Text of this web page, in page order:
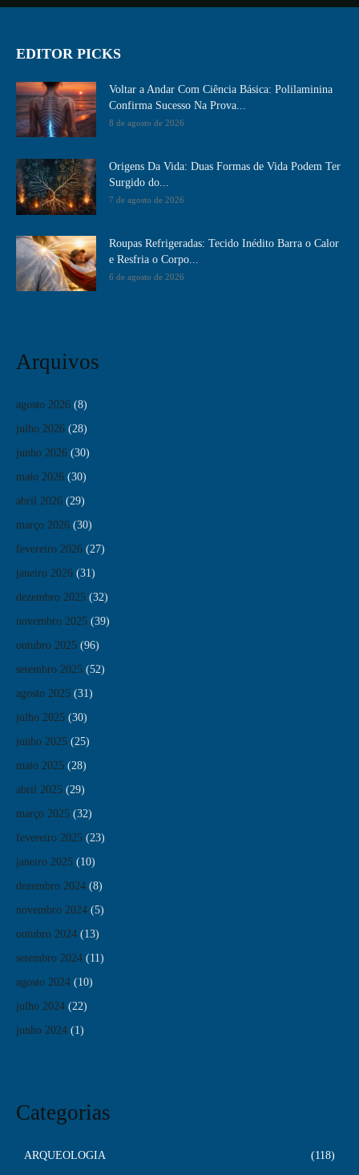
EDITOR PICKS
Voltar a Andar Com Ciência Básica: Polilaminina
Confirma Sucesso Na Prova...
8 de agosto de 2026
Origens Da Vida: Duas Formas de Vida Podem Ter
Surgido do...
7 de agosto de 2026
Roupas Refrigeradas: Tecido Inédito Barra o Calor
e Resfria o Corpo...
6 de agosto de 2026
Arquivos
agosto 2026 (8)
julho 2026 (28)
junho 2026 (30)
maio 2026 (30)
abril 2026 (29)
março 2026 (30)
fevereiro 2026 (27)
janeiro 2026 (31)
dezembro 2025 (32)
novembro 2025 (39)
outubro 2025 (96)
setembro 2025 (52)
agosto 2025 (31)
julho 2025 (30)
junho 2025 (25)
maio 2025 (28)
abril 2025 (29)
março 2025 (32)
fevereiro 2025 (23)
janeiro 2025 (10)
dezembro 2024 (8)
novembro 2024 (5)
outubro 2024 (13)
setembro 2024 (11)
agosto 2024 (10)
julho 2024 (22)
junho 2024 (1)
Categorias
ARQUEOLOGIA 118